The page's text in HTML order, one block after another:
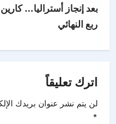
بعد إنجاز أستراليا…
ربع النهائي
اترك تعليقاً
لن يتم نشر عنوان بريدك
*